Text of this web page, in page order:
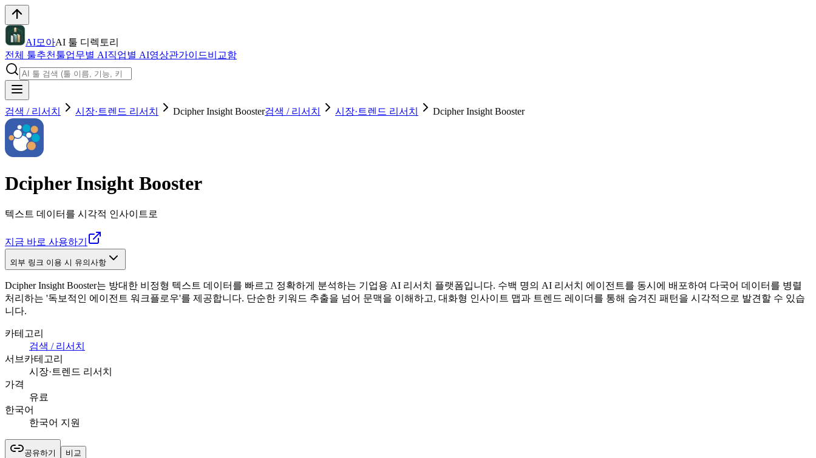
AI모아AI 툴 디렉토리
전체 툴추천툴업무별 AI직업별 AI영상관가이드비교함
검색 / 리서치 시장·트렌드 리서치 Dcipher Insight Booster검색 / 리서치 시장·트렌드 리서치 Dcipher Insight Booster
Dcipher Insight Booster
텍스트 데이터를 시각적 인사이트로
지금 바로 사용하기
외부 링크 이용 시 유의사항
Dcipher Insight Booster는 방대한 비정형 텍스트 데이터를 빠르고 정확하게 분석하는 기업용 AI 리서치 플랫폼입니다. 수백 명의 AI 리서치 에이전트를 동시에 배포하여 다국어 데이터를 병렬
처리하는 '독보적인 에이전트 워크플로우'를 제공합니다. 단순한 키워드 추출을 넘어 문맥을 이해하고, 대화형 인사이트 맵과 트렌드 레이더를 통해 숨겨진 패턴을 시각적으로 발견할 수 있습
니다.
카테고리
검색 / 리서치
서브카테고리
시장·트렌드 리서치
가격
유료
한국어
한국어 지원
공유하기 비교